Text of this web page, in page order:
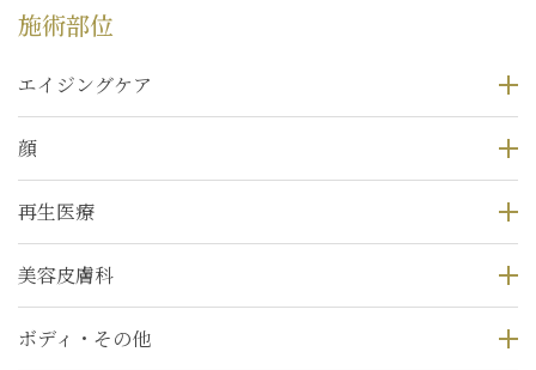
施術部位
エイジングケア
顔
再生医療
美容皮膚科
ボディ・その他